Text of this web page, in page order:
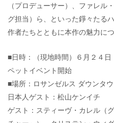
（プロデューサー）、ファレル
グ担当）ら、といった錚々たる
作者たちとともに本作の魅力に
■日時：（現地時間）６月２４
ペットイベント開始
■場所：ロサンゼルス ダウンタ
日本人ゲスト：松山ケンイチ
ゲスト：スティーヴ・カレル（